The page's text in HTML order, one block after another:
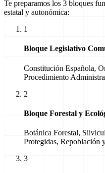
Te preparamos los 3 bloques
estatal y autonómica:
1
Bloque Legislativo
Constitución Española,
Procedimiento
2
Bloque Forestal y
Botánica Forestal,
Protegidas, Repoblación
3